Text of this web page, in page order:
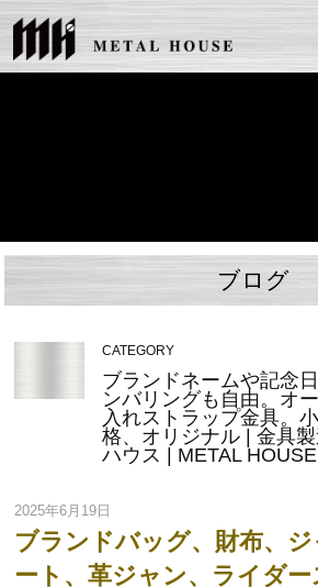
ブログ
CATEGORY
ブランドネームや記念
ンバリングも自由。オ
入れストラップ金具。
格、オリジナル | 金具
ハウス | METAL HOUSE
2025年6月19日
ブランドバッグ、財布、
ート、革ジャン、ライダ